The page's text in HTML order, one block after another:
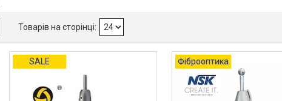
SALE Фіброоптика